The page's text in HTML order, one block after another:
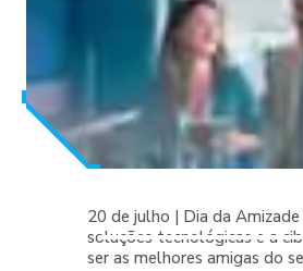
20 de julho | Dia da
soluções tecnológicas e a
ser as melhores amigas do